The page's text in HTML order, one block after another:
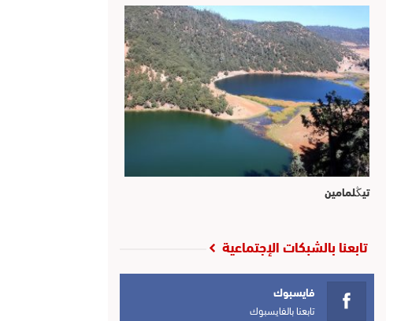
تيڭلمامين
تابعنا بالشبكات الإجتماعية
فايسبوك
تابعنا بالفايسبوك